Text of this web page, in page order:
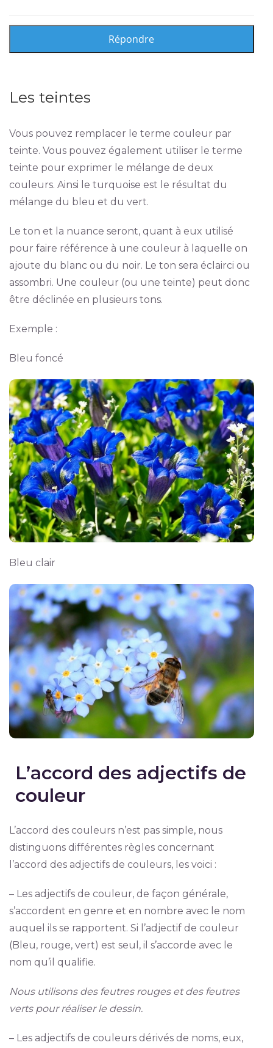
Les teintes
Vous pouvez remplacer le terme couleur par
teinte. Vous pouvez également utiliser le terme
teinte pour exprimer le mélange de deux
couleurs. Ainsi le turquoise est le résultat du
mélange du bleu et du vert.
Le ton et la nuance seront, quant à eux utilisé
pour faire référence à une couleur à laquelle on
ajoute du blanc ou du noir. Le ton sera éclairci ou
assombri. Une couleur (ou une teinte) peut donc
être déclinée en plusieurs tons.
Exemple :
Bleu foncé
Bleu clair
L’accord des adjectifs de
couleur
L’accord des couleurs n’est pas simple, nous
distinguons différentes règles concernant
l’accord des adjectifs de couleurs, les voici :
– Les adjectifs de couleur, de façon générale,
s’accordent en genre et en nombre avec le nom
auquel ils se rapportent. Si l’adjectif de couleur
(Bleu, rouge, vert) est seul, il s’accorde avec le
nom qu’il qualifie.
Nous utilisons des feutres rouges et des feutres
verts pour réaliser le dessin.
– Les adjectifs de couleurs dérivés de noms, eux,